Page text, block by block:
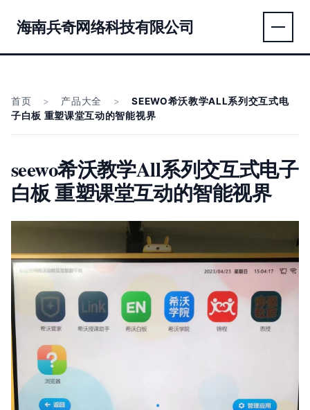
海南兵奇网络科技有限公司
首页 > 产品大全 >
SEEWO希沃教学ALL系列交互式电
子白板 重塑课堂互动的智能视界
seewo希沃教学All系列交互式电子
白板 重塑课堂互动的智能视界